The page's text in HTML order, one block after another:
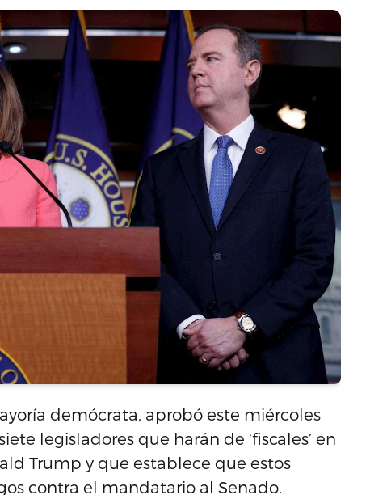
demócrata, aprobó este miércoles
legisladores que harán de ‘fiscales’ en
Trump y que establece que estos
contra el mandatario al Senado.